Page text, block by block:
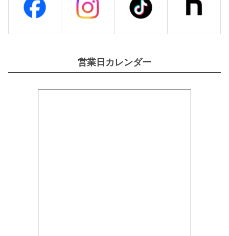
営業日カレンダー